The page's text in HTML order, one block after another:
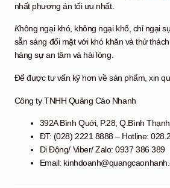
nhất phương án tối ưu nhất.
Không ngại khó, không ngại khổ, chỉ ngại
sẵn sáng đối mặt với khó khăn và thử
hàng sự an tâm và hài lòng.
Để được tư vấn kỹ hơn về sản phẩm, xin
Công ty TNHH Quảng Cáo Nhanh
392A Bình Quới, P.28, Q.Bình
ĐT: (028) 2221 8888 – Hotline:
Di Động/ Viber/ Zalo: 0937 386 389
Email: